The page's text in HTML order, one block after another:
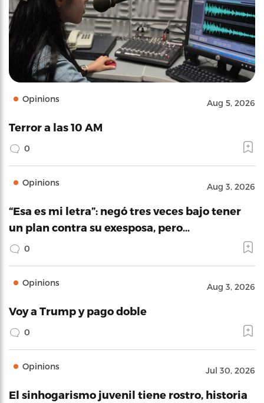
Opinions Aug 5, 2026
Terror a las 10 AM
0
Opinions Aug 3, 2026
“Esa es mi letra”: negó tres veces bajo tener
un plan contra su exesposa, pero…
0
Opinions Aug 3, 2026
Voy a Trump y pago doble
0
Opinions Jul 30, 2026
El sinhogarismo juvenil tiene rostro, historia